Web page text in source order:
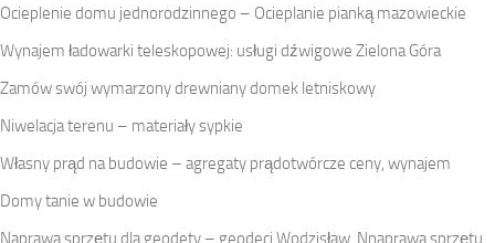
Ocieplenie domu jednorodzinnego – Ocieplanie pianką mazowieckie
Wynajem ładowarki teleskopowej: usługi dźwigowe Zielona Góra
Zamów swój wymarzony drewniany domek letniskowy
Niwelacja terenu – materiały sypkie
Własny prąd na budowie – agregaty prądotwórcze ceny, wynajem
Domy tanie w budowie
Naprawa sprzętu dla geodety – geodeci Wodzisław. Nnaprawa sprzętu